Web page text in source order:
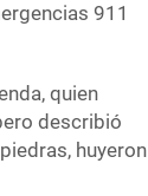
911
quien
describió
huyeron